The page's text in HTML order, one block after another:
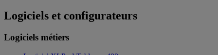
Logiciels et configurateurs
Logiciels métiers